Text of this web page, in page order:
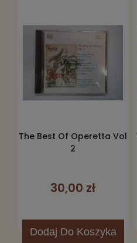
The Best Of Operetta Vol
2
30,00 zł
Dodaj Do Koszyka